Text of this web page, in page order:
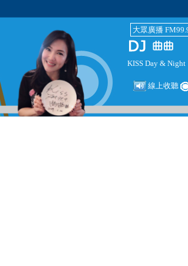
大眾廣播
KISS Day & Night
線上收聽